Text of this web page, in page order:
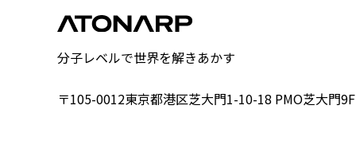
分子レベルで世界を解きあかす
〒105-0012東京都港区芝大門1-10-18 PMO芝大門9F